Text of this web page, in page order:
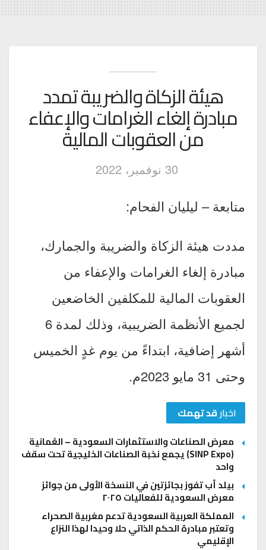
هيئة الزكاة والضريبة تمدد
مبادرة إلغاء الغرامات والإعفاء
من العقوبات المالية
30 نوفمبر، 2022
متابعة – ليليان الفحام:
مددت هيئة الزكاة والضريبة والجمارك،
مبادرة إلغاء الغرامات والإعفاء من
العقوبات المالية للمكلفين الخاضعين
لجميع الأنظمة الضريبية، وذلك لمدة 6
أشهر إضافية، ابتداءً من يوم غدٍ الخميس
وحتى 31 مايو 2023م.
اخبارقد تهمك
معرض الصناعات والاستثمارات السعودية – العُمانية
(SINP Expo) يجمع نخبة الصناعات الخليجية تحت سقف
واحد
بيلد أب تفوز بجائزتين في النسخة الأولى من جوائز
معرض السعودية للفعاليات ٢٠٢٥
المملكة العربية السعودية تدعم مغربية الصحراء
وتعتبر مبادرة الحكم الذاتي حلا وحيدا لهذا النزاع
الإقليمي